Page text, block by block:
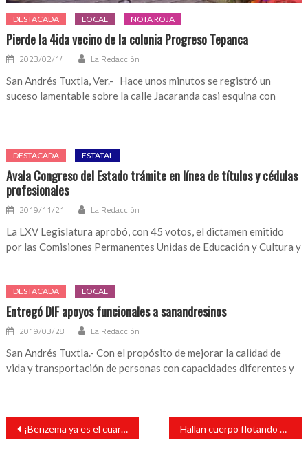
DESTACADA LOCAL NOTA ROJA
Pierde la 4ida vecino de la colonia Progreso Tepanca
2023/02/14 La Redacción
San Andrés Tuxtla, Ver.- Hace unos minutos se registró un
suceso lamentable sobre la calle Jacaranda casi esquina con
DESTACADA ESTATAL
Avala Congreso del Estado trámite en línea de títulos y cédulas
profesionales
2019/11/21 La Redacción
La LXV Legislatura aprobó, con 45 votos, el dictamen emitido
por las Comisiones Permanentes Unidas de Educación y Cultura y
DESTACADA LOCAL
Entregó DIF apoyos funcionales a sanandresinos
2019/03/28 La Redacción
San Andrés Tuxtla.- Con el propósito de mejorar la calidad de
vida y transportación de personas con capacidades diferentes y
Navegación
entradas
¡Benzema ya es el cuarto máximo goleador de la Champions! Hallan cuerpo flotando en el río Papaloapan